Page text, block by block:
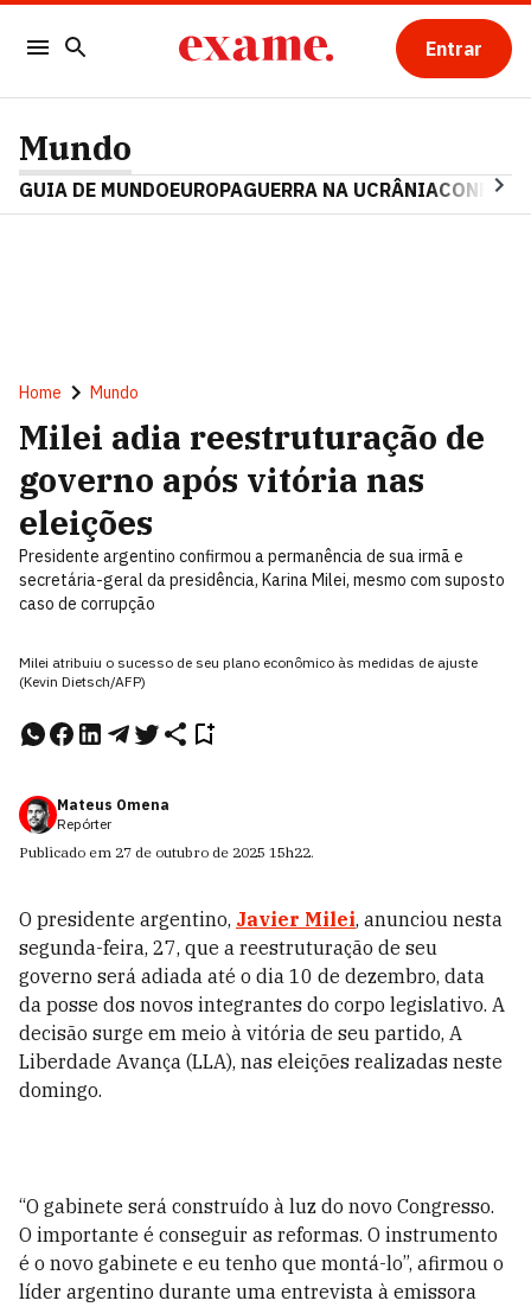
Entrar
Mundo
GUIA DE MUNDOEUROPAGUERRA NA UCRÂNIA
Home Mundo
Milei adia reestruturação de
governo após vitória nas
eleições
Presidente argentino confirmou a permanência de sua irmã e
secretária-geral da presidência, Karina Milei, mesmo com suposto
caso de corrupção
Milei atribuiu o sucesso de seu plano econômico às medidas de ajuste
(Kevin Dietsch/AFP)
Mateus Omena
Repórter
Publicado em 27 de outubro de 2025 15h22.
O presidente argentino, Javier Milei, anunciou nesta
segunda-feira, 27, que a reestruturação de seu
governo será adiada até o dia 10 de dezembro, data
da posse dos novos integrantes do corpo legislativo. A
decisão surge em meio à vitória de seu partido, A
Liberdade Avança (LLA), nas eleições realizadas neste
domingo.
“O gabinete será construído à luz do novo Congresso.
O importante é conseguir as reformas. O instrumento
é o novo gabinete e eu tenho que montá-lo”, afirmou o
líder argentino durante uma entrevista à emissora